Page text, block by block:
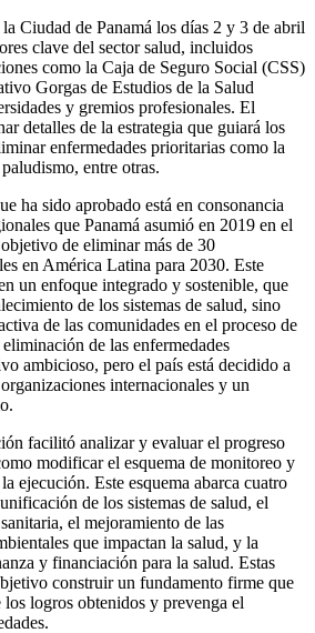
Ciudad de Panamá los días 2 y 3 de abril
clave del sector salud, incluidos
como la Caja de Seguro Social (CSS)
Gorgas de Estudios de la Salud
y gremios profesionales. El
detalles de la estrategia que guiará los
enfermedades prioritarias como la
entre otras.
ha sido aprobado está en consonancia
que Panamá asumió en 2019 en el
de eliminar más de 30
en América Latina para 2030. Este
un enfoque integrado y sostenible, que
de los sistemas de salud, sino
de las comunidades en el proceso de
de las enfermedades
ambicioso, pero el país está decidido a
internacionales y un
facilitó analizar y evaluar el progreso
modificar el esquema de monitoreo y
ejecución. Este esquema abarca cuatro
de los sistemas de salud, el
el mejoramiento de las
que impactan la salud, y la
y financiación para la salud. Estas
construir un fundamento firme que
logros obtenidos y prevenga el